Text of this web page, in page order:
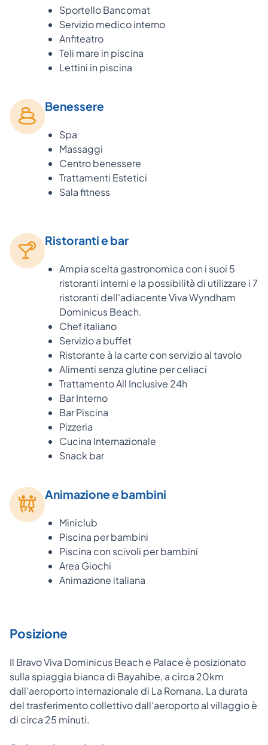
Sportello Bancomat
Servizio medico interno
Anfiteatro
Teli mare in piscina
Lettini in piscina
Benessere
Spa
Massaggi
Centro benessere
Trattamenti Estetici
Sala fitness
Ristoranti e bar
Ampia scelta gastronomica con i suoi 5
ristoranti interni e la possibilità di utilizzare i 7
ristoranti dell'adiacente Viva Wyndham
Dominicus Beach.
Chef italiano
Servizio a buffet
Ristorante à la carte con servizio al tavolo
Alimenti senza glutine per celiaci
Trattamento All Inclusive 24h
Bar Interno
Bar Piscina
Pizzeria
Cucina Internazionale
Snack bar
Animazione e bambini
Miniclub
Piscina per bambini
Piscina con scivoli per bambini
Area Giochi
Animazione italiana
Posizione
Il Bravo Viva Dominicus Beach e Palace è posizionato
sulla spiaggia bianca di Bayahibe, a circa 20km
dall'aeroporto internazionale di La Romana. La durata
del trasferimento collettivo dall'aeroporto al villaggio è
di circa 25 minuti.